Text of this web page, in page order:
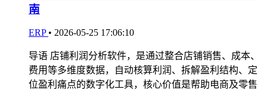
南
ERP • 2026-05-25 17:06:10
导语 店铺利润分析软件，是通过整合店铺销售、成本、
费用等多维度数据，自动核算利润、拆解盈利结构、定
位盈利痛点的数字化工具，核心价值是帮助电商及零售